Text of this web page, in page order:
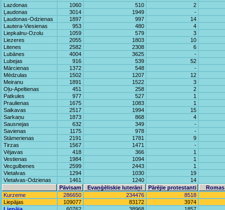
Lazdonas
1060 510
2
Ļaudonas
3014 1949
-
Ļaudonas-Odzienas
1897 997
14
Lautera-Viesienas
953 480
4
Liepkalnu-Ozolu
1059 579
3
Liezeres
2055 1803
10
Litenes
2582 2308
6
Lubānes
4004 3625
-
Lubejas
916 539
52
Mārcienas
1372 548
-
Mēdzulas
1502 1207
12
Meiranu
1891 1522
3
Oļu-Apeltienas
451 258
2
Patkules
977 527
1
Praulienas
1675 1083
1
Saikavas
2517 1994
15
Sarkaņu
1873 868
4
Sausnejas
632 349
-
Savienas
1175 978
-
Stāmerienas
2191 1781
9
Tirzas
1567 1471
-
Vējavas
418 366
1
Vestienas
1984 1094
1
Vecgulbenes
2599 2443
1
Vietalvas
1294 1030
19
Vietalvas-Odzienas
1461 1240
14
Pāvisam
Evaņģēliskie luterāņi Pārējie protestanti
Kurzeme
286650 234476
8518
Liepājas
109077 83172
3974